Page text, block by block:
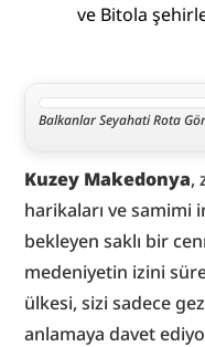
ve Bitola
Balkanlar Seyahati Rota
﻿﻿﻿﻿﻿﻿﻿﻿﻿﻿Kuzey Makedonya,
harikaları ve samimi
bekleyen saklı bir
medeniyetin izini
ülkesi, sizi sadece
anlamaya davet